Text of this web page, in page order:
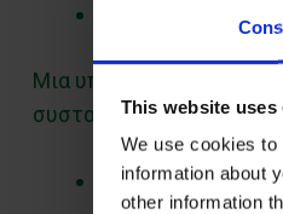
This website uses
We use cookies
information about
other information
Συνέργεια
Μια υπερτροφή
συστατικό, χάνοντας
Φυτικές ίνες